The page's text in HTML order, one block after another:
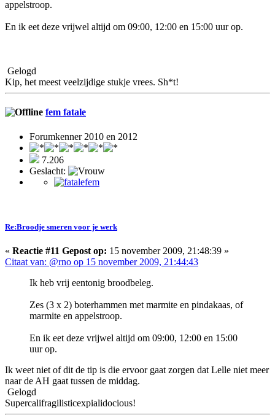
appelstroop.
En ik eet deze vrijwel altijd om 09:00, 12:00 en 15:00 uur op.
Gelogd
Kip, het meest veelzijdige stukje vrees. Sh*t!
fem fatale
Forumkenner 2010 en 2012
7.206
Geslacht:
Re:Broodje smeren voor je werk
« Reactie #11 Gepost op: 15 november 2009, 21:48:39 »
Citaat van: @rno op 15 november 2009, 21:44:43
Ik heb vrij eentonig broodbeleg.
Zes (3 x 2) boterhammen met marmite en pindakaas, of
marmite en appelstroop.
En ik eet deze vrijwel altijd om 09:00, 12:00 en 15:00
uur op.
Ik weet niet of dit de tip is die ervoor gaat zorgen dat Lelle niet meer
naar de AH gaat tussen de middag.
Gelogd
Supercalifragilisticexpialidocious!